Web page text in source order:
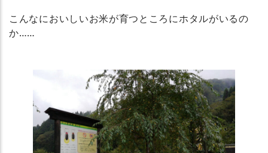
こんなにおいしいお米が育つところにホタルがいるの
か……